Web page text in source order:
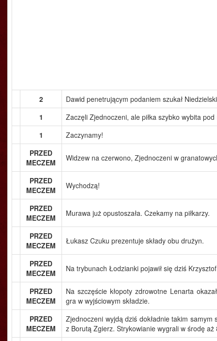
2
Dawid penetrującym podaniem szukał
1
Zaczęli Zjednoczeni, ale piłka szybko wybita
1
Zaczynamy!
PRZED
MECZEM
Widzew na czerwono, Zjednoczeni w
PRZED
MECZEM
Wychodzą!
PRZED
MECZEM
Murawa już opustoszała. Czekamy na piłkarzy.
PRZED
MECZEM
Łukasz Czuku prezentuje składy obu drużyn.
PRZED
MECZEM
Na trybunach Łodzianki pojawił się dziś
PRZED
MECZEM
Na szczęście kłopoty zdrowotne Lenarta
gra w wyjściowym składzie.
PRZED
MECZEM
Zjednoczeni wyjdą dziś dokładnie takim samym
z Borutą Zgierz. Strykowianie wygrali w środę aż